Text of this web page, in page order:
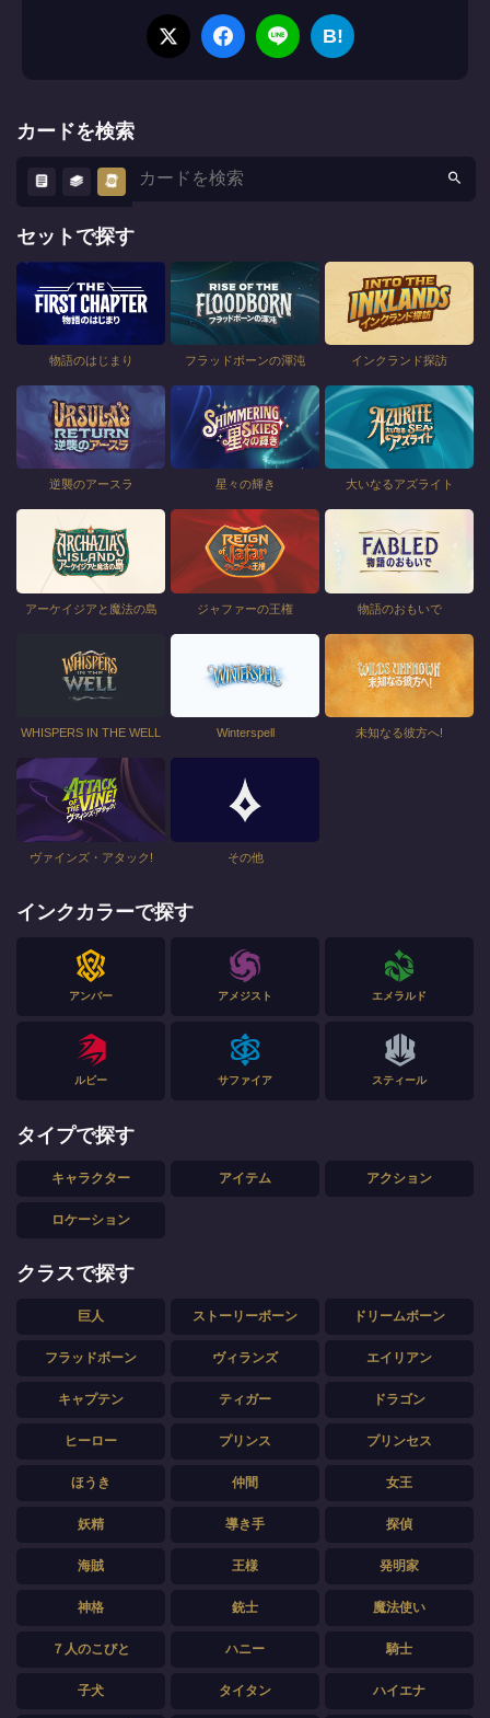
B!
カードを検索
セットで探す
物語のはじまり フラッドボーンの渾沌 インクランド探訪
逆襲のアースラ 星々の輝き 大いなるアズライト
アーケイジアと魔法の島 ジャファーの王権 物語のおもいで
WHISPERS IN THE WELL Winterspell 未知なる彼方へ!
ヴァインズ・アタック! その他
インクカラーで探す
アンバー アメジスト エメラルド
ルビー サファイア スティール
タイプで探す
キャラクター アイテム アクション
ロケーション
クラスで探す
巨人 ストーリーボーン ドリームボーン
フラッドボーン ヴィランズ エイリアン
キャプテン ティガー ドラゴン
ヒーロー プリンス プリンセス
ほうき 仲間 女王
妖精 導き手 探偵
海賊 王様 発明家
神格 銃士 魔法使い
７人のこびと ハニー 騎士
子犬 タイタン ハイエナ